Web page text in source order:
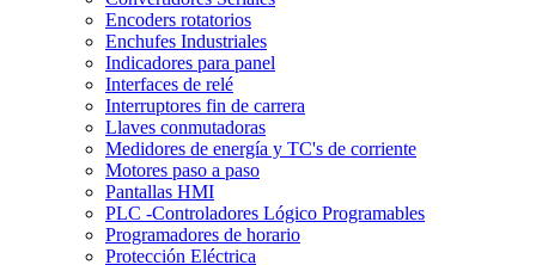
Encoders rotatorios
Enchufes Industriales
Indicadores para panel
Interfaces de relé
Interruptores fin de carrera
Llaves conmutadoras
Medidores de energía y TC's de corriente
Motores paso a paso
Pantallas HMI
PLC -Controladores Lógico Programables
Programadores de horario
Protección Eléctrica